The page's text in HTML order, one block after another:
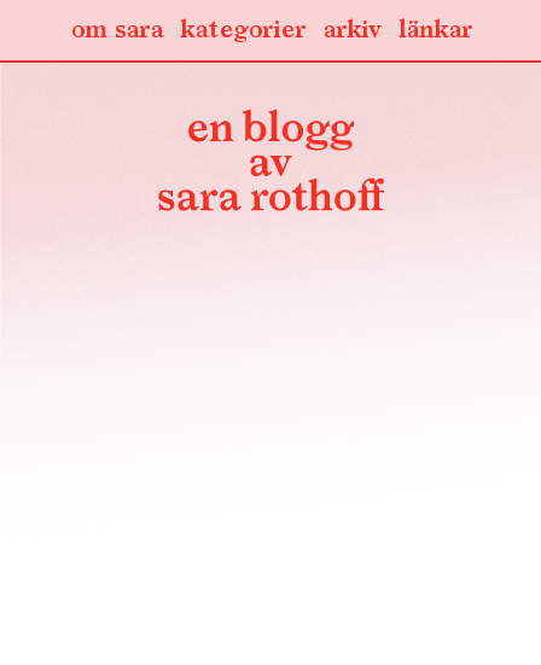
länkar
arkiv
kategorier
om sara